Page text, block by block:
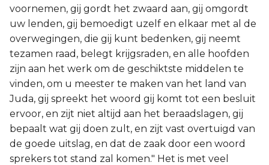
voornemen, gij gordt het zwaard aan, gij omgordt
uw lenden, gij bemoedigt uzelf en elkaar met al de
overwegingen, die gij kunt bedenken, gij neemt
tezamen raad, belegt krijgsraden, en alle hoofden
zijn aan het werk om de geschiktste middelen te
vinden, om u meester te maken van het land van
Juda, gij spreekt het woord gij komt tot een besluit
ervoor, en zijt niet altijd aan het beraadslagen, gij
bepaalt wat gij doen zult, en zijt vast overtuigd van
de goede uitslag, en dat de zaak door een woord
sprekers tot stand zal komen." Het is met veel